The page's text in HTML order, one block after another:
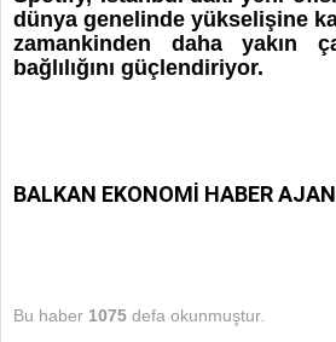
dünya genelinde yükselişine
zamankinden daha yakın
bağlılığını güçlendiriyor.
BALKAN EKONOMİ HABER
Bu haber 1075 defa okunmuştur.